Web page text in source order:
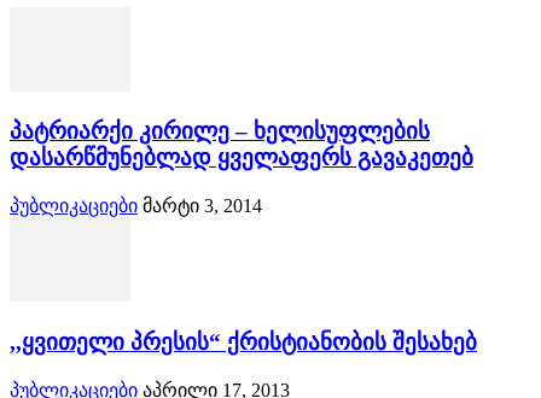
პატრიარქი კირილე – ხელისუფლების
დასარწმუნებლად ყველაფერს გავაკეთებ
პუბლიკაციები მარტი 3, 2014
,,ყვითელი პრესის“ ქრისტიანობის შესახებ
პუბლიკაციები აპრილი 17, 2013